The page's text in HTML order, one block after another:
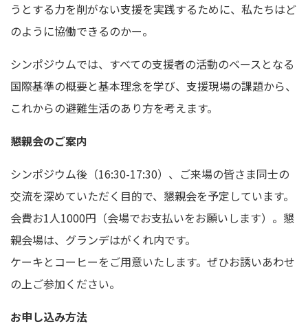
うとする力を削がない支援を実践するために、私たちはど
のように協働できるのかー。
シンポジウムでは、すべての支援者の活動のベースとなる
国際基準の概要と基本理念を学び、支援現場の課題から、
これからの避難生活のあり方を考えます。
懇親会のご案内
シンポジウム後（16:30-17:30）、 ご来場の皆さま同士の
交流を深めていただく目的で、懇親会を予定しています。
会費お1人1000円（会場でお支払いをお願いします）。 懇
親会場は、 グランデはがくれ内です。
ケーキとコーヒーをご用意いたします。 ぜひお誘いあわせ
の上ご参加ください。
お申し込み方法